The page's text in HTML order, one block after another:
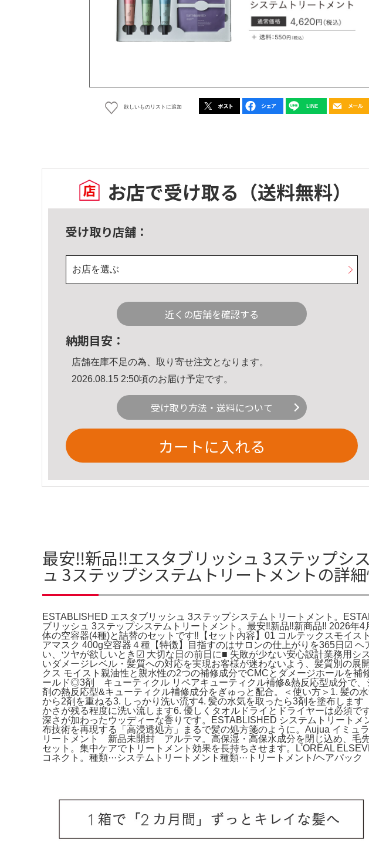
欲しいものリストに追加
お店で受け取る （送料無料）
受け取り店舗：
お店を選ぶ
近くの店舗を確認する
納期目安：
店舗在庫不足の為、取り寄せ注文となります。
2026.08.15 2:50頃のお届け予定です。
受け取り方法・送料について
カートに入れる
最安‼️新品‼️エスタブリッシュ 3ステップシ
ュ 3ステップシステムトリートメントの詳
ESTABLISHED エスタブリッシュ 3ステップシステムトリートメント。
ブリッシュ 3ステップシステムトリートメント。最安‼️新品‼️新商品‼️ 2026年
体の空容器(4種)と詰替のセットです‼️【セット内容】01 コルテックスモイ
アマスク 400g空容器４種【特徴】目指すのはサロンの仕上がりを365日☑
い、ツヤが欲しいとき☑ 大切な日の前日に■ 失敗が少ない安心設計業務用
いダメージレベル・髪質への対応を実現お客様が迷わないよう、髪質別の
クス モイスト親油性と親水性の2つの補修成分でCMCとダメージホールを
ールド◎3剤 キューティクル リペアキューティクル補修&熱反応型成分で
剤の熱反応型&キューティクル補修成分をぎゅっと配合。＜使い方＞1. 髪の
から2剤を重ねる3. しっかり洗い流す4. 髪の水気を取ったら3剤を塗布しま
かさが残る程度に洗い流します6. 優しくタオルドライとドライヤーは必須
深さが加わったウッディーな香りです。ESTABLISHED システムトリート
布技術を再現する「高浸透処方」まるで髪の処方箋のように。Aujua イミ
リートメント 新品未開封 アルテマ。高保湿・高保水成分を閉じ込め、毛
セット。集中ケアでトリートメント効果を長持ちさせます。L'OREAL
コネクト。種類···システムトリートメント種類···トリートメント/ヘアパック